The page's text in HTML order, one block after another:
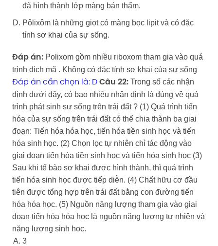
đã hình thành lớp màng bán thấm.
Pôlixôm là những giọt có màng bọc lipit và có đặc
tính sơ khai của sự sống.
Đáp án:Polixom gồm nhiều riboxom tham gia vào quá
trình dịch mã . Không có đặc tính sơ khai của sự sống
Đáp án cần chọn là: D Câu 22:Trong số các nhận
định dưới đây, có bao nhiêu nhận định là đúng về quá
trình phát sinh sự sống trên trái đất ? (1) Quá trình tiến
hóa của sự sống trên trái đất có thể chia thành ba giai
đoạn: Tiến hóa hóa học, tiến hóa tiền sinh học và tiến
hóa sinh học. (2) Chọn lọc tự nhiên chỉ tác động vào
giai đoạn tiến hóa tiền sinh học và tiến hóa sinh học (3)
Sau khi tế bào sơ khai được hình thành, thì quá trình
tiến hóa sinh học được tiếp diễn. (4) Chất hữu cơ đầu
tiên được tổng hợp trên trái đất bằng con đường tiến
hóa hóa học. (5) Nguồn năng lượng tham gia vào giai
đoạn tiến hóa hóa học là nguồn năng lượng tự nhiên và
năng lượng sinh học.
3